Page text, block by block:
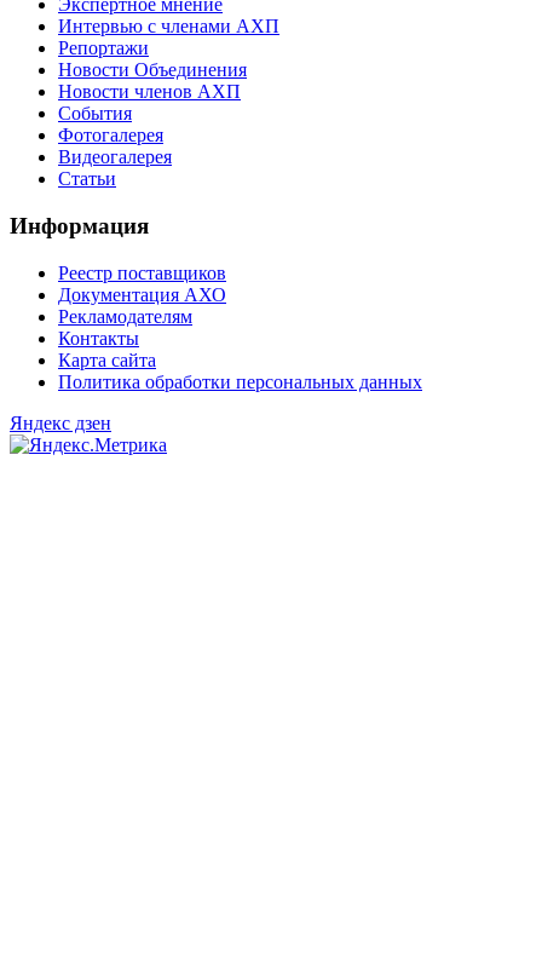
Экспертное мнение
Интервью с членами АХП
Репортажи
Новости Объединения
Новости членов АХП
События
Фотогалерея
Видеогалерея
Статьи
Информация
Реестр поставщиков
Документация АХО
Рекламодателям
Контакты
Карта сайта
Политика обработки персональных данных
Яндекс дзен